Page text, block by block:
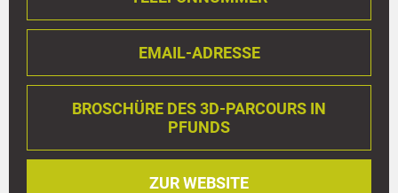
EMAIL-ADRESSE
BROSCHÜRE DES 3D-PARCOURS IN
PFUNDS
ZUR WEBSITE